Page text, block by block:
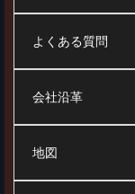
よくある質問
会社沿革
地図